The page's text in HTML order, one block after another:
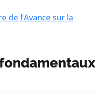
de l’Avance sur la